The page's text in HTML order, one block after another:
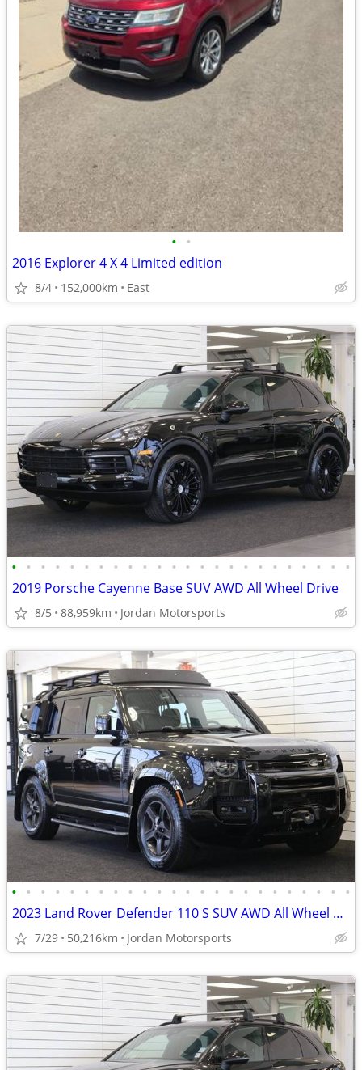
• •
2016 Explorer 4 X 4 Limited edition
8/4 152,000km East
• • • • • • • • • • • • • • • • • • • • • • • •
2019 Porsche Cayenne Base SUV AWD All Wheel Drive
8/5 88,959km Jordan Motorsports
• • • • • • • • • • • • • • • • • • • • • • • •
2023 Land Rover Defender 110 S SUV AWD All Wheel Drive
7/29 50,216km Jordan Motorsports